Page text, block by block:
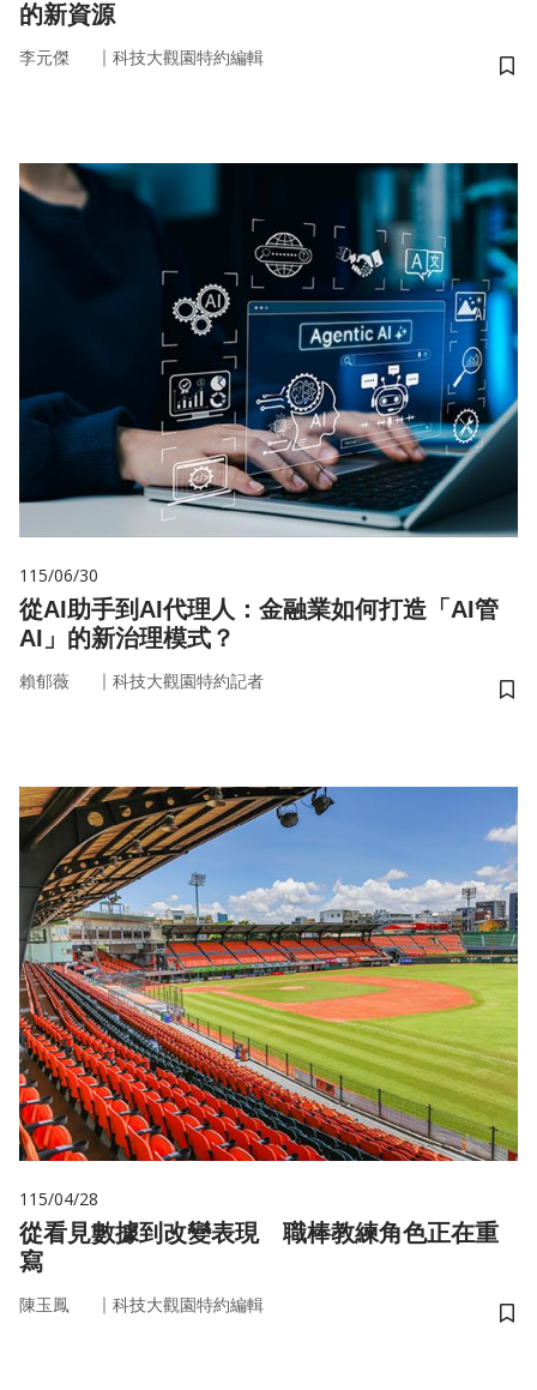
的新資源
李元傑 ｜ 科技大觀園特約編輯
儲
115/06/30
從AI助手到AI代理人：金融業如何打造「AI管
AI」的新治理模式？
賴郁薇 ｜ 科技大觀園特約記者
儲
115/04/28
從看見數據到改變表現 職棒教練角色正在重
寫
陳玉鳳 ｜ 科技大觀園特約編輯
儲